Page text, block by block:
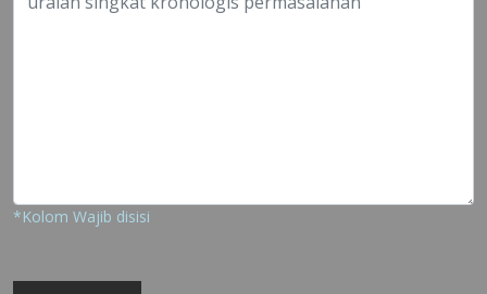
*Kolom Wajib disisi